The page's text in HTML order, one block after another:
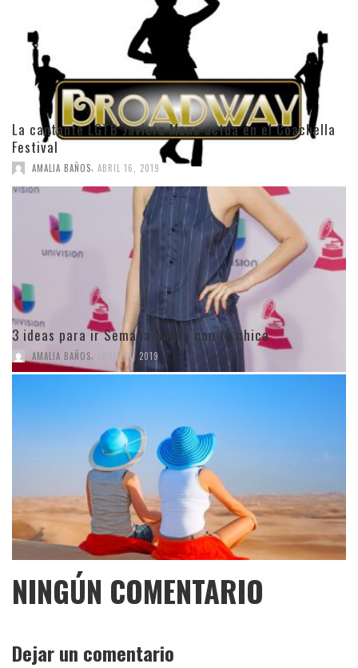
La cantante LGTB Javiera Mena actúa en el Coachella
Festival
AMALIA BAÑOS, ABRIL 16, 2019
3 ideas para ir Semana Santa con tu chica
AMALIA BAÑOS ABRIL 14, 2019
NINGÚN COMENTARIO
Dejar un comentario